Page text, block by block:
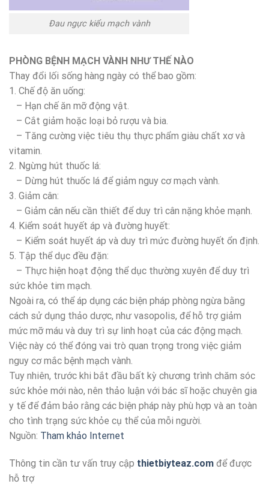
Đau ngực kiểu mạch vành
PHÒNG BỆNH MẠCH VÀNH NHƯ THẾ NÀO
Thay đổi lối sống hàng ngày có thể bao gồm:
1. Chế độ ăn uống:
– Hạn chế ăn mỡ động vật.
– Cắt giảm hoặc loại bỏ rượu và bia.
– Tăng cường việc tiêu thụ thực phẩm giàu chất xơ và
vitamin.
2. Ngừng hút thuốc lá:
– Dừng hút thuốc lá để giảm nguy cơ mạch vành.
3. Giảm cân:
– Giảm cân nếu cần thiết để duy trì cân nặng khỏe mạnh.
4. Kiểm soát huyết áp và đường huyết:
– Kiểm soát huyết áp và duy trì mức đường huyết ổn định.
5. Tập thể dục đều đặn:
– Thực hiện hoạt động thể dục thường xuyên để duy trì
sức khỏe tim mạch.
Ngoài ra, có thể áp dụng các biện pháp phòng ngừa bằng
cách sử dụng thảo dược, như vasopolis, để hỗ trợ giảm
mức mỡ máu và duy trì sự linh hoạt của các động mạch.
Việc này có thể đóng vai trò quan trọng trong việc giảm
nguy cơ mắc bệnh mạch vành.
Tuy nhiên, trước khi bắt đầu bất kỳ chương trình chăm sóc
sức khỏe mới nào, nên thảo luận với bác sĩ hoặc chuyên gia
y tế để đảm bảo rằng các biện pháp này phù hợp và an toàn
cho tình trạng sức khỏe cụ thể của mỗi người.
Nguồn: Tham khảo Internet
Thông tin cần tư vấn truy cập thietbiyteaz.com để được
hỗ trợ